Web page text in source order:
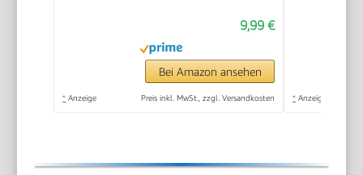
Harte Haut Ferse
Hornhautentfernung
Pediküre Set für Hand
Füße Fußpflege mit
9,99 €
Bei Amazon ansehen
* Anzeige Preis inkl. MwSt., zzgl. Versandkosten * Anzeige